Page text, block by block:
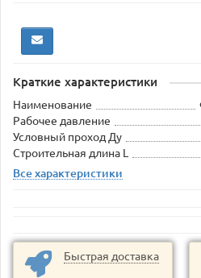
Краткие характеристики
Наименование
Рабочее давление
Условный проход Ду
Строительная длина L
Все характеристики
Быстрая доставка